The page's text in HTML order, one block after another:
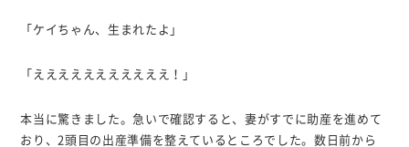
「ケイちゃん、生まれたよ」
「えええええええええええ！」
本当に驚きました。急いで確認すると、妻がすでに助産を進めて
おり、2頭目の出産準備を整えているところでした。数日前から